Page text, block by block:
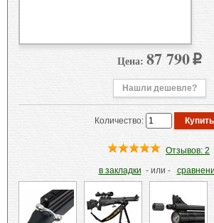
Цена: 87 790p
Нашли дешевле?
Количество:
Отзывов: 2
в закладки - или -